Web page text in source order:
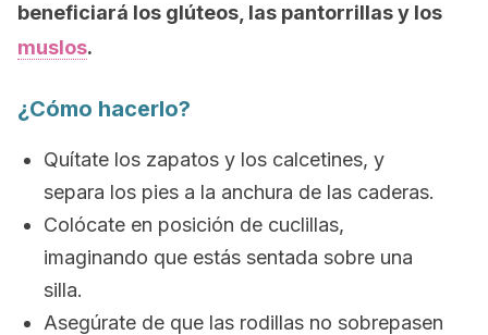
beneficiará los glúteos, las pantorrillas y los
muslos.
¿Cómo hacerlo?
Quítate los zapatos y los calcetines, y
separa los pies a la anchura de las caderas.
Colócate en posición de cuclillas,
imaginando que estás sentada sobre una
silla.
Asegúrate de que las rodillas no sobrepasen